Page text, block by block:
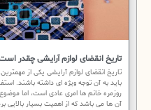
تاریخ انقضای لوازم آرایشی چقدر
تاریخ انقضای لوازم آرایشی یکی از
باید به آن توجه ویژه ای داشته باشند.
روزمره خانم ها امری عادی است، اما
آن ها می باشد که از اهمیت بسیار بالایی